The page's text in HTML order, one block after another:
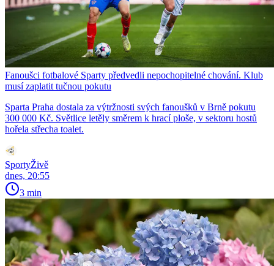
Fanoušci fotbalové Sparty předvedli nepochopitelné chování. Klub
musí zaplatit tučnou pokutu
Sparta Praha dostala za výtržnosti svých fanoušků v Brně pokutu
300 000 Kč. Světlice letěly směrem k hrací ploše, v sektoru hostů
hořela střecha toalet.
SportyŽivě
dnes, 20:55
3 min